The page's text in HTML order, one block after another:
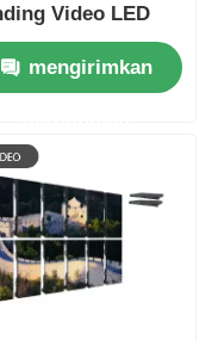
Video LED
Ruangan untuk
Panggung
Layar Mulus
mengirimkan